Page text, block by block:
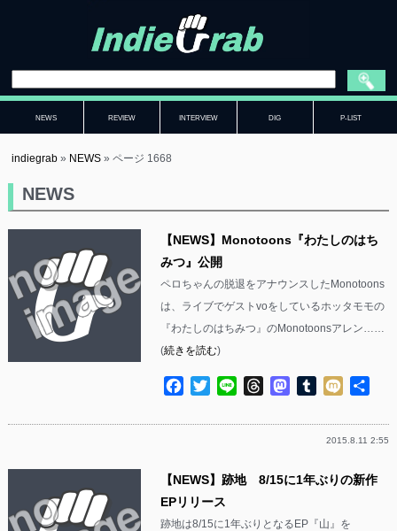
NEWS REVIEW INTERVIEW DIG P-LIST
indiegrab » NEWS »ページ 1668
NEWS
【NEWS】Monotoons『わたしのはち
みつ』公開
ペロちゃんの脱退をアナウンスしたMonotoons
は、ライブでゲストvoをしているホッタモモの
『わたしのはちみつ』のMonotoonsアレン……
(続きを読む)
Facebook
TwitterLine ThreadsMastodon
Tumblr
Mixi
2015.8.11 2:55
【NEWS】跡地 8/15に1年ぶりの新作
EPリリース
跡地は8/15に1年ぶりとなるEP『山』を